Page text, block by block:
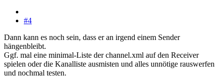
#4
Dann kann es noch sein, dass er an irgend einem Sender
hängenbleibt.
Ggf. mal eine minimal-Liste der channel.xml auf den Receiver
spielen oder die Kanalliste ausmisten und alles unnötige rauswerfen
und nochmal testen.